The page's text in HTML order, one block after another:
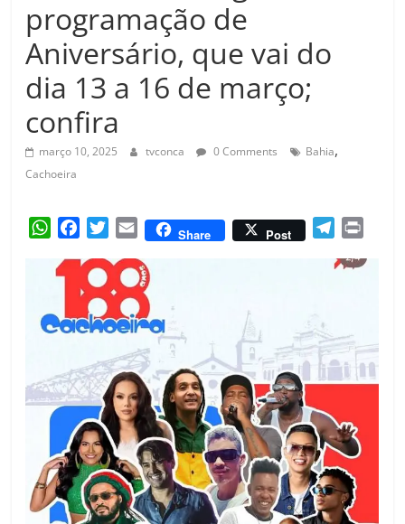
Amorim
programação de
Aniversário, que vai do
dia 13 a 16 de março;
confira
março 10, 2025 tvconca 0 Comments Bahia,
Cachoeira
W
a
s
A
p
c
e
b
o
k
i
t
t
e
r
E
a
i
l
Share Post
l
r
a
m
i